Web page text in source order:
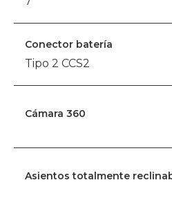
Conector batería
Tipo 2 CCS2
Cámara 360
Asientos totalmente